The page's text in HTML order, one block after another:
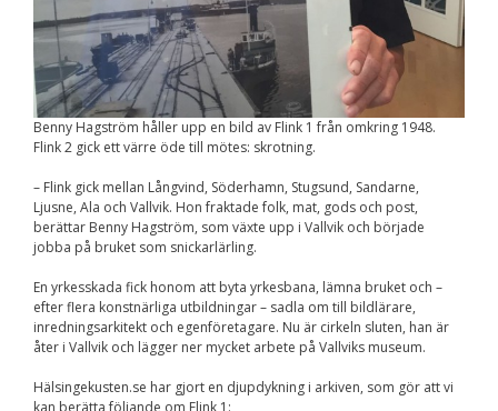
Benny Hagström håller upp en bild av Flink 1 från omkring 1948.
Flink 2 gick ett värre öde till mötes: skrotning.
– Flink gick mellan Långvind, Söderhamn, Stugsund, Sandarne,
Ljusne, Ala och Vallvik. Hon fraktade folk, mat, gods och post,
berättar Benny Hagström, som växte upp i Vallvik och började
jobba på bruket som snickarlärling.
En yrkesskada fick honom att byta yrkesbana, lämna bruket och –
efter flera konstnärliga utbildningar – sadla om till bildlärare,
inredningsarkitekt och egenföretagare. Nu är cirkeln sluten, han är
åter i Vallvik och lägger ner mycket arbete på Vallviks museum.
Hälsingekusten.se har gjort en djupdykning i arkiven, som gör att vi
kan berätta följande om Flink 1:
hemsidan.
Marknadsföring
Genom att dela med
dig av dina intressen
och ditt beteende när
du surfar ökar du
chansen att få se
personligt anpassat
innehåll och
erbjudanden.